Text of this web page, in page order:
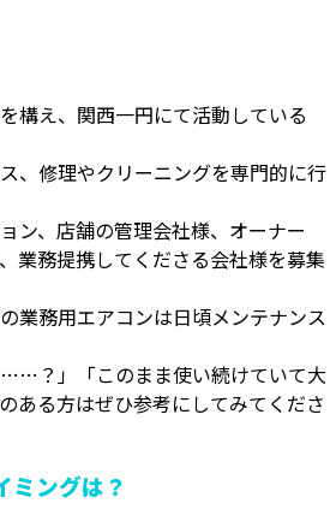
構え、関西一円にて活動している
、修理やクリーニングを専門的に行
ン、店舗の管理会社様、オーナー
業務提携してくださる会社様を募集
業務用エアコンは日頃メンテナンス
……？」「このまま使い続けていて大
ある方はぜひ参考にしてみてくださ
ミングは？